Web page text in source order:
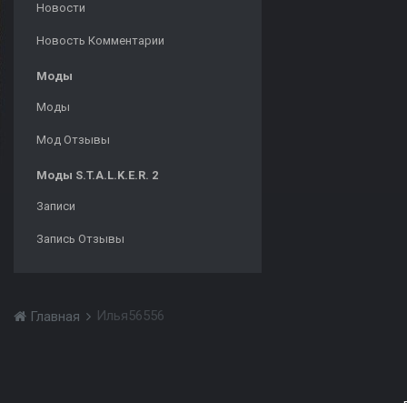
Новости
Новость Комментарии
Моды
Моды
Мод Отзывы
Моды S.T.A.L.K.E.R. 2
Записи
Запись Отзывы
Главная Илья56556